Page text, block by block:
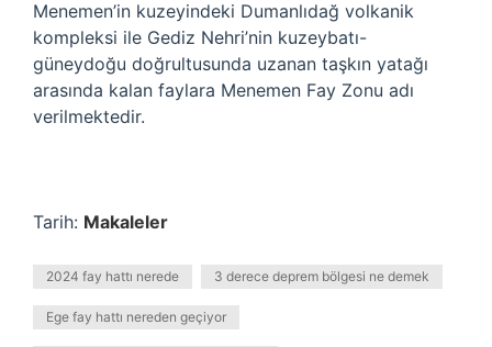
Menemen’in kuzeyindeki Dumanlıdağ volkanik
kompleksi ile Gediz Nehri’nin kuzeybatı-
güneydoğu doğrultusunda uzanan taşkın yatağı
arasında kalan faylara Menemen Fay Zonu adı
verilmektedir.
Tarih: Makaleler
2024 fay hattı nerede 3 derece deprem bölgesi ne demek
Ege fay hattı nereden geçiyor